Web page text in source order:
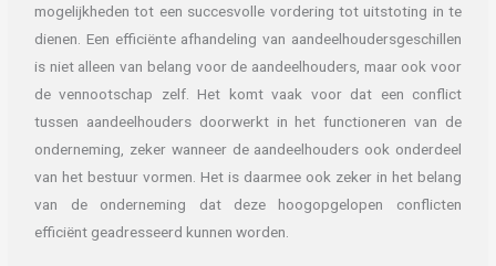
mogelijkheden tot een succesvolle vordering tot uitstoting in te
dienen. Een efficiënte afhandeling van aandeelhoudersgeschillen
is niet alleen van belang voor de aandeelhouders, maar ook voor
de vennootschap zelf. Het komt vaak voor dat een conflict
tussen aandeelhouders doorwerkt in het functioneren van de
onderneming, zeker wanneer de aandeelhouders ook onderdeel
van het bestuur vormen. Het is daarmee ook zeker in het belang
van de onderneming dat deze hoogopgelopen conflicten
efficiënt geadresseerd kunnen worden.